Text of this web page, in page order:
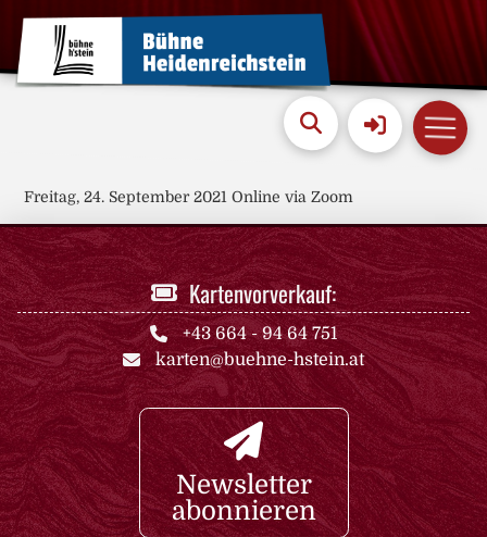
Freitag, 24. September 2021 Online via Zoom
Kartenvorverkauf:
+43 664 - 94 64 751
karten@buehne-hstein.at
Newsletter
abonnieren